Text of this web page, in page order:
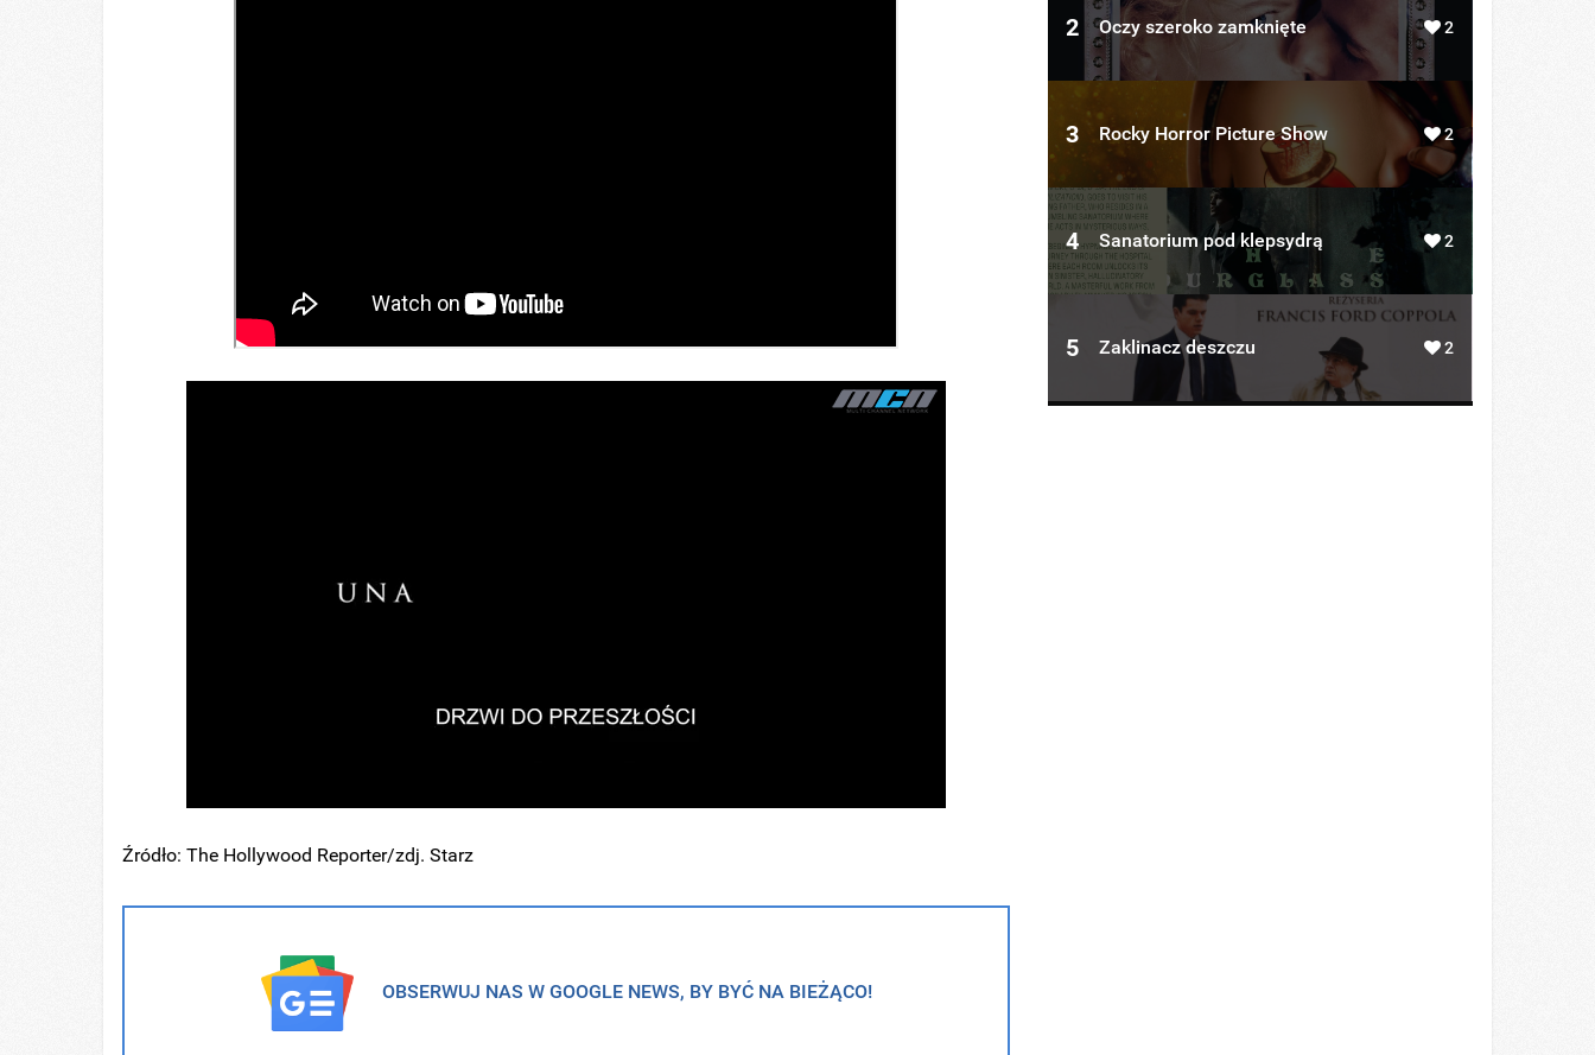
Źródło: The Hollywood Reporter/zdj. Starz
OBSERWUJ NAS W GOOGLE NEWS, BY BYĆ NA BIEŻĄCO!
2 Oczy szeroko zamknięte 2
3 Rocky Horror Picture Show 2
4 Sanatorium pod klepsydrą 2
5 Zaklinacz deszczu 2